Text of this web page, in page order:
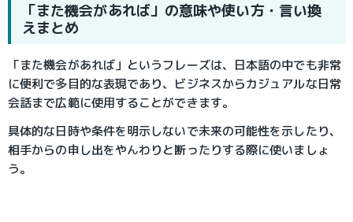
「また機会があれば」の意味や使い方・言い換
えまとめ
「また機会があれば」というフレーズは、日本語の中でも非常
に便利で多目的な表現であり、ビジネスからカジュアルな日常
会話まで広範に使用することができます。
具体的な日時や条件を明示しないで未来の可能性を示したり、
相手からの申し出をやんわりと断ったりする際に使いましょ
う。